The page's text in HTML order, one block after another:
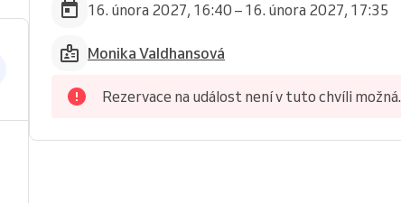
16. února 2027, 16:40 – 16. února 2027, 17:35
Monika Valdhansová
Rezervace na událost není v tuto chvíli možná.